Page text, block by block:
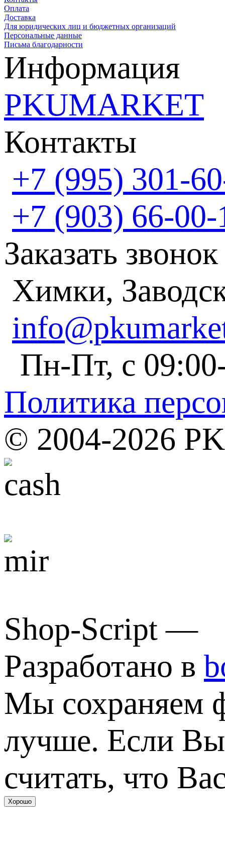
Оплата
Доставка
Для юридических лиц и бюджетных организаций
Персональные данные
Письма благодарности
Информация
PKUMARKET
Контакты
+7 (995) 301-
+7 (903) 66-00-
Заказать звонок
Химки,
Пн-Пт, с
Политика
© 2004-2026
Shop-Script —
Разработано в
Мы сохраняем
лучше. Если Вы
считать, что
Хорошо